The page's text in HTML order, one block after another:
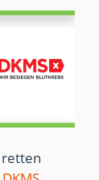
retten